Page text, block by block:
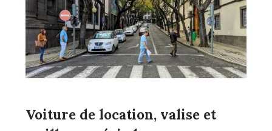
Voiture de location, valise et